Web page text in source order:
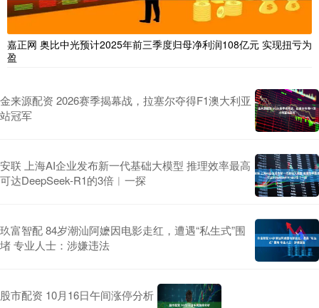
嘉正网 奥比中光预计2025年前三季度归母净利润108亿元 实现扭亏为
盈
金来源配资 2026赛季揭幕战，拉塞尔夺得F1澳大利亚
站冠军
安联 上海AI企业发布新一代基础大模型 推理效率最高
可达DeepSeek-R1的3倍︱一探
玖富智配 84岁潮汕阿嬷因电影走红，遭遇“私生式”围
堵 专业人士：涉嫌违法
股市配资 10月16日午间涨停分析